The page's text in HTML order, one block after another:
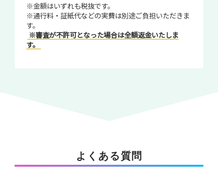
※金額はいずれも税抜です。
※通行料・証紙代などの実費は別途ご負担いただきま
す。
※審査が不許可となった場合は全額返金いたしま
す。
よくある質問